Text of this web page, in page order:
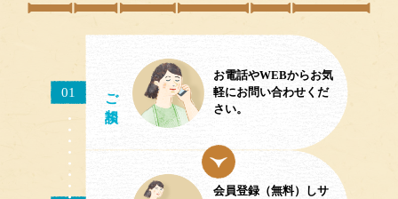
01 ご相談
お電話やWEBからお気
軽にお問い合わせくだ
さい。
会員登録（無料）しサ